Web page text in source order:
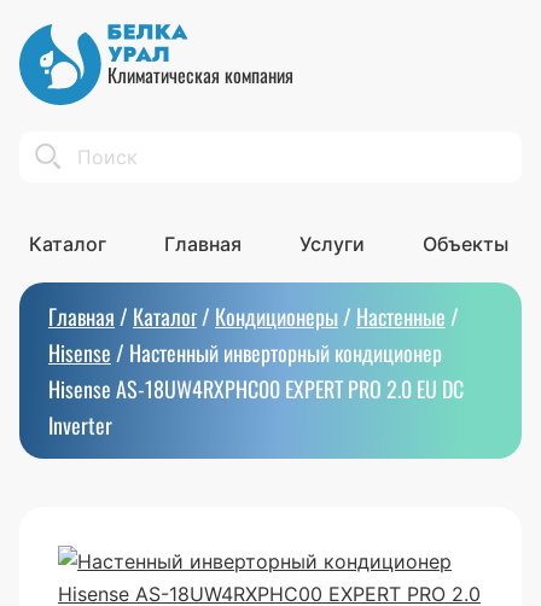
Климатическая компания
Search
Каталог Главная Услуги Объекты
Главная / Каталог/ Кондиционеры/ Настенные /
Hisense / Настенный инверторный кондиционер
Hisense AS-18UW4RXPHC00 EXPERT PRO 2.0 EU DC
Inverter